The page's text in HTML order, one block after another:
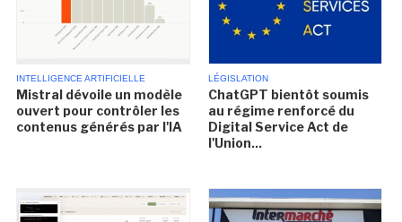
INTELLIGENCE ARTIFICIELLE
Mistral dévoile un modèle
ouvert pour contrôler les
contenus générés par l'IA
LÉGISLATION
ChatGPT bientôt soumis
au régime renforcé du
Digital Service Act de
l'Union...